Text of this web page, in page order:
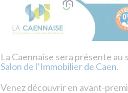
La Caennaise sera présente au
Salon de l’Immobilier de Caen.
Venez découvrir en avant-